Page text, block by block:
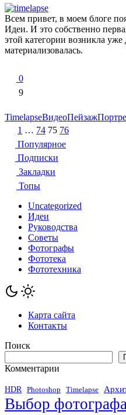
Всем привет, в моем блоге
Идеи. И это собственно
этой категории возникла
материализовалась.
0
9
TimelapseВидеоПейзаж
Пагинация
записей
1 … 74 75 76
Популярное
Подписки
Закладки
Топы
Uncategorized
Идеи
Руководства
Советы
Фотографы
Фототека
Фототехника
Карта сайта
Контакты
Поиск
Комментарии
HDR Photoshop Timelapse
Выбор